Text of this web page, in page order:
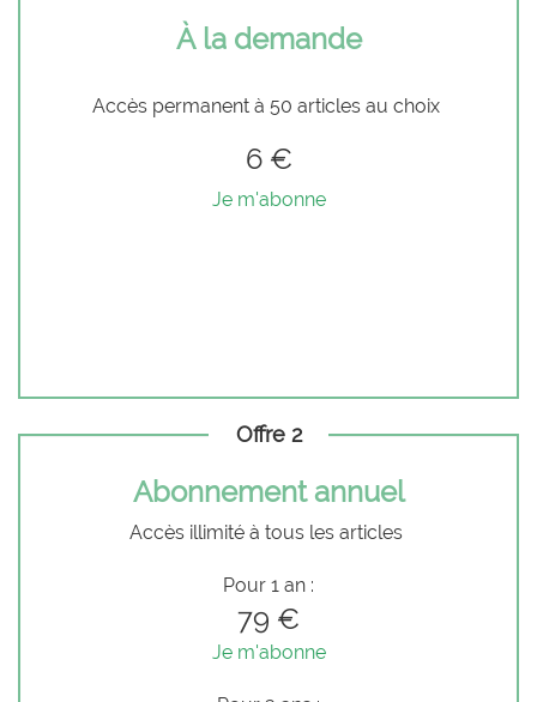
À la demande
Accès permanent à 50 articles au choix
6 €
Je m'abonne
Offre 2
Abonnement annuel
Accès illimité à tous les articles
Pour 1 an :
79 €
Je m'abonne